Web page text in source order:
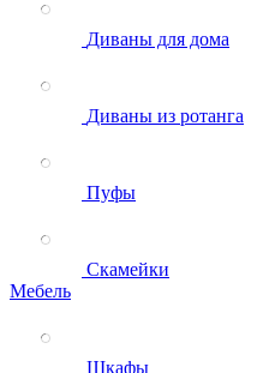
Диваны для дома
Диваны из ротанга
Пуфы
Скамейки
Мебель
Шкафы